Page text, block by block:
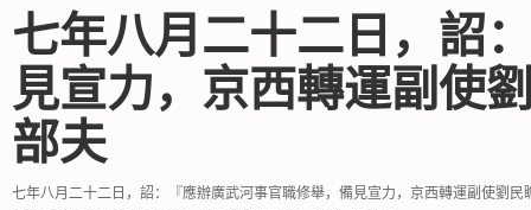
七年八月二十二日，詔
見宣力，京西轉運副使
部夫
七年八月二十二日，詔：『應辦廣武河事官職修舉，備見宣力，京西轉運副使劉